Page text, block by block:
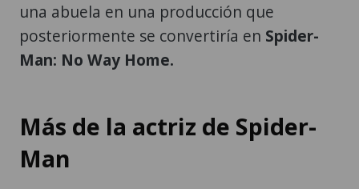
una abuela en una producción que
posteriormente se convertiría en Spider-
Man: No Way Home.
Más de la actriz de Spider-
Man